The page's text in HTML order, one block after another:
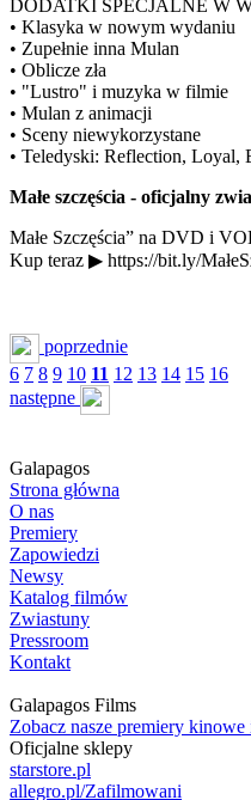
DODATKI SPECJALNE W
• Klasyka w nowym wydaniu
• Zupełnie inna Mulan
• Oblicze zła
• "Lustro" i muzyka w filmie
• Mulan z animacji
• Sceny niewykorzystane
• Teledyski: Reflection, Loyal,
Małe szczęścia - oficjalny
Małe Szczęścia” na DVD i
Kup teraz ▶ https://bit.ly/
poprzednie
6 7 8 9 10 11 12 13 14 15 16
następne
Galapagos
Strona główna
O nas
Premiery
Zapowiedzi
Newsy
Katalog filmów
Zwiastuny
Pressroom
Kontakt
Galapagos Films
Zobacz nasze premiery
Oficjalne sklepy
starstore.pl
allegro.pl/Zafilmowani